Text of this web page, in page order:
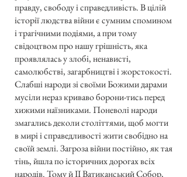
правду, свободу і справедливість. В цілій
історії людства війни є сумним спомином
і трагічними подіями, а при тому
свідоцтвом про нашу грішність, яка
проявлялась у злобі, ненависті,
самолюбстві, загарбництві і жорстокості.
Слабші народи зі своїми Божими дарами
мусіли нераз криваво борони-тись перед
хижими наїзниками. Поневолі народи
змагались деколи століттями, щоб могти
в мирі і справедливості жити свобідно на
своїй землі. Загроза війни постійно, як тая
тінь, йшла по історичних дорогах всіх
народів. Тому й ІІ Ватиканський Собор,